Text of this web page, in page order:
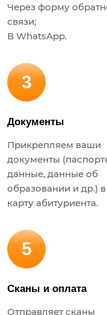
Через форму
связи;
В WhatsApp.
3
Документы
Прикрепляем ваши
документы
данные, данные об
образовании и др.) в
карту абитуриента.
5
Сканы и оплата
Отправляет сканы